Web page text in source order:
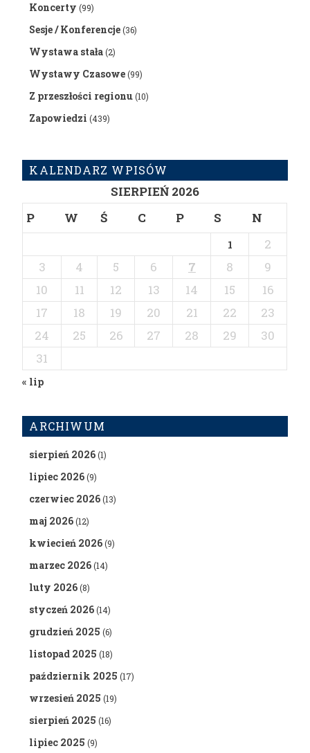
Koncerty (99)
Sesje / Konferencje(36)
Wystawa stała(2)
Wystawy Czasowe(99)
Z przeszłości regionu(10)
Zapowiedzi (439)
KALENDARZ WPISÓW
SIERPIEŃ 2026
P
W Ś C P S N
1
2
3
4 5 6 7 8
9
10
11 12 13 14 15
16
17
18 19 20 21 22
23
24
25 26 27 28 29
30
31
« lip
ARCHIWUM
sierpień 2026(1)
lipiec 2026(9)
czerwiec 2026(13)
maj 2026(12)
kwiecień 2026(9)
marzec 2026(14)
luty 2026(8)
styczeń 2026(14)
grudzień 2025 (6)
listopad 2025 (18)
październik 2025 (17)
wrzesień 2025 (19)
sierpień 2025 (16)
lipiec 2025 (9)